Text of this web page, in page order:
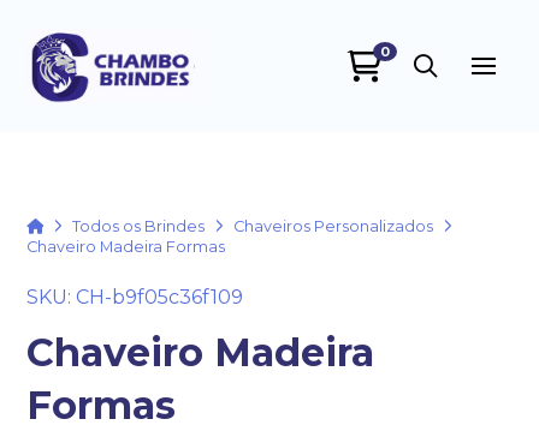
0
HomeTodos os Brindes
Chaveiros Personalizados
Chaveiro Madeira Formas
SKU: CH-b9f05c36f109
Chaveiro Madeira
Formas